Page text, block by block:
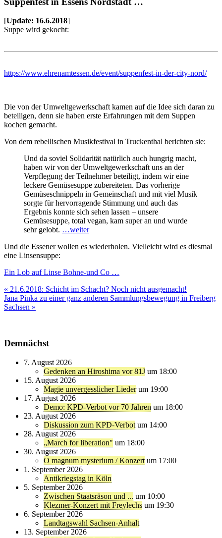
[Update: 16.6.2018]
Suppe wird gekocht:
https://www.ehrenamtessen.de/event/suppenfest-in-der-city-nord/
Die von der Umweltgewerkschaft kamen auf die Idee sich daran zu
beteiligen, denn sie haben erste Erfahrungen mit dem Suppen
kochen gemacht.
Von dem rebellischen Musikfestival in Truckenthal berichten sie:
Und da soviel Solidarität natürlich auch hungrig macht,
haben wir von der Umweltgewerkschaft uns an der
Verpflegung der Teilnehmer beteiligt, indem wir eine
leckere Gemüsesuppe zubereiteten. Das vorherige
Gemüseschnippeln in Gemeinschaft und mit viel Musik
sorgte für hervorragende Stimmung und auch das
Ergebnis konnte sich sehen lassen – unsere
Gemüsesuppe, total vegan, kam super an und wurde
sehr gelobt. …weiter
Und die Essener wollen es wiederholen. Vielleicht wird es diesmal
eine Linsensuppe:
Ein Lob auf Linse Bohne-und Co …
Beitragsnavigation
« 21.6.2018: Schicht im Schacht? Noch nicht ausgemacht!
Jana Pinka zu einer ganz anderen Sammlungsbewegung in Freiberg
Sachsen »
Demnächst
7. August 2026
Gedenken an Hiroshima vor 81J um 18:00
15. August 2026
Magie unvergesslicher Lieder um 19:00
17. August 2026
Demo: KPD-Verbot vor 70 Jahren um 18:00
23. August 2026
Diskussion zum KPD-Verbot um 14:00
28. August 2026
„March for liberation" um 18:00
30. August 2026
O magnum mysterium / Konzert um 17:00
1. September 2026
Antikriegstag in Köln
5. September 2026
Zwischen Staatsräson und ... um 10:00
Klezmer-Konzert mit Freylechs um 19:30
6. September 2026
Landtagswahl Sachsen-Anhalt
13. September 2026